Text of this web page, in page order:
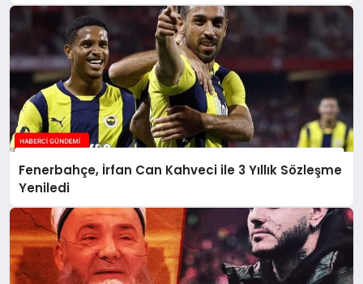
Fenerbahçe, İrfan Can Kahveci ile 3 Yıllık Sözleşme
Yeniledi